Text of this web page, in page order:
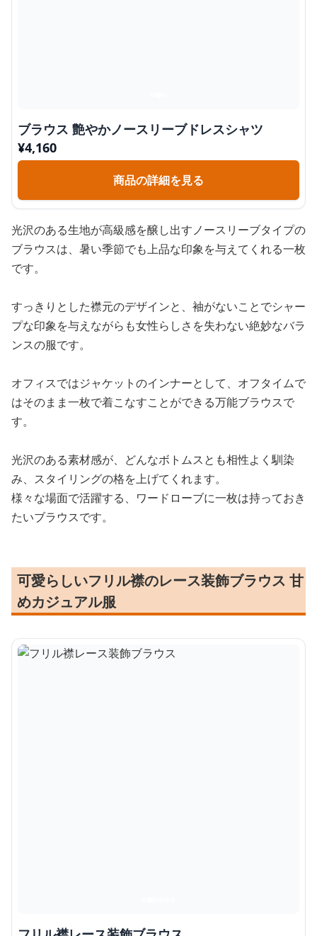
ブラウス 艶やかノースリーブドレスシャツ
¥4,160
商品の詳細を見る
光沢のある生地が高級感を醸し出すノースリーブタイプの
ブラウスは、暑い季節でも上品な印象を与えてくれる一枚
です。
すっきりとした襟元のデザインと、袖がないことでシャー
プな印象を与えながらも女性らしさを失わない絶妙なバラ
ンスの服です。
オフィスではジャケットのインナーとして、オフタイムで
はそのまま一枚で着こなすことができる万能ブラウスで
す。
光沢のある素材感が、どんなボトムスとも相性よく馴染
み、スタイリングの格を上げてくれます。
様々な場面で活躍する、ワードローブに一枚は持っておき
たいブラウスです。
可愛らしいフリル襟のレース装飾ブラウス 甘
めカジュアル服